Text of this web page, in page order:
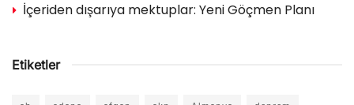
İçeriden dışarıya mektuplar: Yeni Göçmen Planı
Etiketler